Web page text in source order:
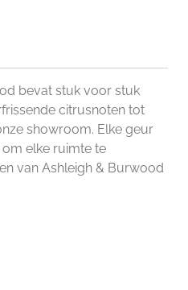
bevat stuk voor stuk
citrusnoten tot
showroom. Elke geur
elke ruimte te
van Ashleigh & Burwood